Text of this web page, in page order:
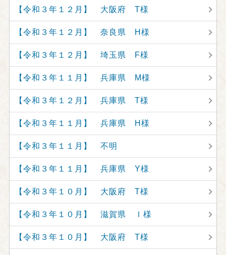
【令和３年１２月】 大阪府 T様
【令和３年１２月】 奈良県 H様
【令和３年１２月】 埼玉県 F様
【令和３年１１月】 兵庫県 M様
【令和３年１２月】 兵庫県 T様
【令和３年１１月】 兵庫県 H様
【令和３年１１月】 不明
【令和３年１１月】 兵庫県 Y様
【令和３年１０月】 大阪府 T様
【令和３年１０月】 滋賀県 Ｉ様
【令和３年１０月】 大阪府 T様